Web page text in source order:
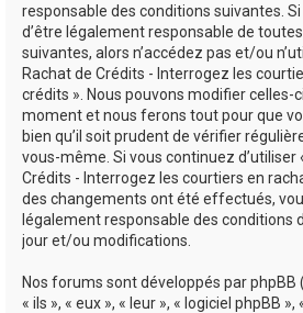
responsable des conditions suivantes. Si
d’être légalement responsable de
suivantes, alors n’accédez pas et/ou
Rachat de Crédits - Interrogez les
crédits ». Nous pouvons modifier celles-
moment et nous ferons tout pour que
bien qu’il soit prudent de vérifier
vous-même. Si vous continuez d’utiliser
Crédits - Interrogez les courtiers en
des changements ont été effectués,
légalement responsable des conditions
jour et/ou modifications.
Nos forums sont développés par phpBB
« ils », « eux », « leur », « logiciel phpBB